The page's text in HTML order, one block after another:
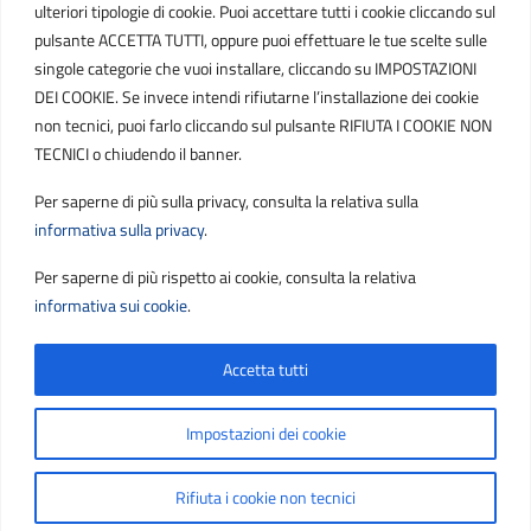
ulteriori tipologie di cookie. Puoi accettare tutti i cookie cliccando sul
pulsante ACCETTA TUTTI, oppure puoi effettuare le tue scelte sulle
singole categorie che vuoi installare, cliccando su IMPOSTAZIONI
DEI COOKIE. Se invece intendi rifiutarne l’installazione dei cookie
non tecnici, puoi farlo cliccando sul pulsante RIFIUTA I COOKIE NON
TECNICI o chiudendo il banner.
Per saperne di più sulla privacy, consulta la relativa sulla
informativa sulla privacy.
Per saperne di più rispetto ai cookie, consulta la relativa
informativa sui cookie.
Impostazioni dei cookie
Rifiuta i cookie non tecnici
Accetta tutti
POSTA ELETTRONICA
PEC
protocollo.sogetspa@pec.it
contribuenti@sogetspa.it
SEGUICI SU
Sezione Link Utili
Privacy | Cookie policy | Note legali | Contatti |
Accessibilità
| Basato sul Prototipo per siti PA di AgID